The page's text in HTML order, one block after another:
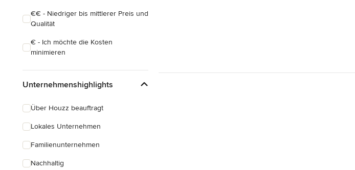
€€ - Niedriger bis mittlerer Preis und
Qualität
€ - Ich möchte die Kosten
minimieren
Unternehmenshighlights
Über Houzz beauftragt
Lokales Unternehmen
Familienunternehmen
Nachhaltig